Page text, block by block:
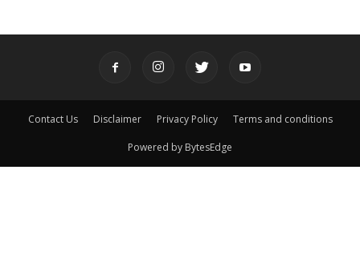
Contact Us Disclaimer Privacy Policy Terms and conditions
Powered by BytesEdge